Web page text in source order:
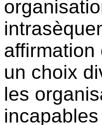
un choix
les